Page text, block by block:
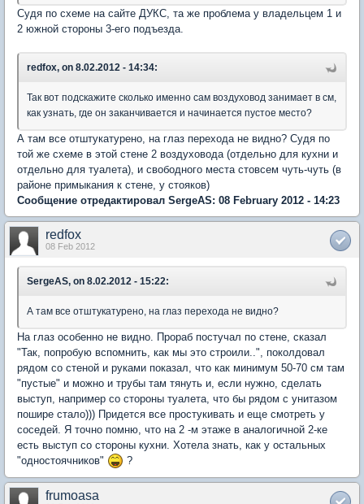
Судя по схеме на сайте ДУКС, та же проблема у владельцем 1 и
2 южной стороны 3-его подъезда.
redfox, on 8.02.2012 - 14:34:
Так вот подскажите сколько именно сам воздуховод занимает в см,
как узнать, где он заканчивается и начинается пустое место?
А там все отштукатурено, на глаз перехода не видно? Судя по
той же схеме в этой стене 2 воздуховода (отдельно для кухни и
отдельно для туалета), и свободного места стовсем чуть-чуть (в
районе примыкания к стене, у стояков)
Сообщение отредактировал SergeAS: 08 February 2012 - 14:23
redfox
08 Feb 2012
SergeAS, on 8.02.2012 - 15:22:
А там все отштукатурено, на глаз перехода не видно?
На глаз особенно не видно. Прораб постучал по стене, сказал
"Так, попробую вспомнить, как мы это строили..", поколдовал
рядом со стеной и руками показал, что как минимум 50-70 см там
"пустые" и можно и трубы там тянуть и, если нужно, сделать
выступ, например со стороны туалета, что бы рядом с унитазом
пошире стало))) Придется все простукивать и еще смотреть у
соседей. Я точно помню, что на 2 -м этаже в аналогичной 2-ке
есть выступ со стороны кухни. Хотела знать, как у остальных
"одностоячников"
?
frumoasa